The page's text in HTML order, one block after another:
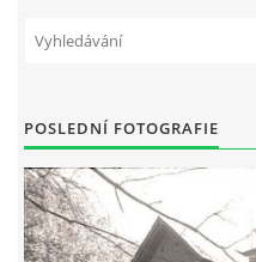
POSLEDNÍ FOTOGRAFIE